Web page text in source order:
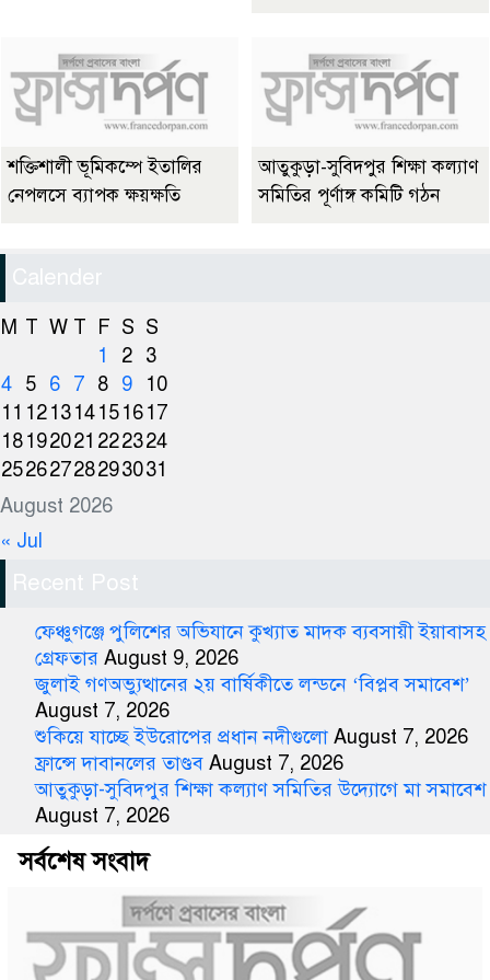
শক্তিশালী ভূমিকম্পে ইতালির
নেপলসে ব্যাপক ক্ষয়ক্ষতি
আতুকুড়া-সুবিদপুর শিক্ষা কল্যাণ
সমিতির পূর্ণাঙ্গ কমিটি গঠন
Calender
August 2026
M T W T F S S
1
2 3
4 5 6 7 8 9
10
11 121314151617
18192021 222324
25262728293031
« Jul
Recent Post
ফেঞ্চুগঞ্জে পুলিশের অভিযানে কুখ্যাত মাদক ব্যবসায়ী ইয়াবাসহ
গ্রেফতার August 9, 2026
জুলাই গণঅভ্যুত্থানের ২য় বার্ষিকীতে লন্ডনে ‘বিপ্লব সমাবেশ’
August 7, 2026
শুকিয়ে যাচ্ছে ইউরোপের প্রধান নদীগুলো August 7, 2026
ফ্রান্সে দাবানলের তাণ্ডব August 7, 2026
আতুকুড়া-সুবিদপুর শিক্ষা কল্যাণ সমিতির উদ্যোগে মা সমাবেশ
August 7, 2026
সর্বশেষ সংবাদ